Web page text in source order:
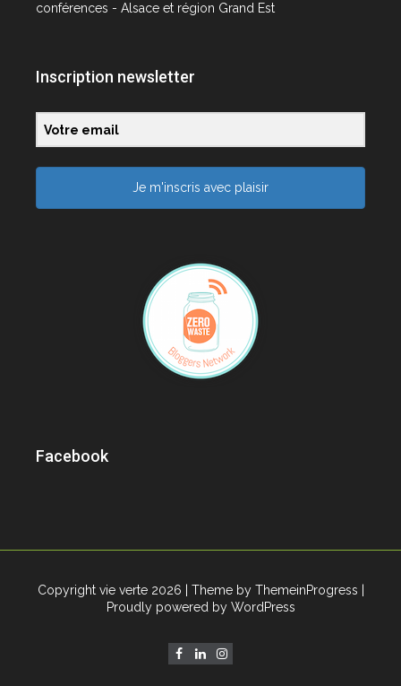
conférences - Alsace et région Grand Est
Inscription newsletter
Je m'inscris avec plaisir
Facebook
Copyright vie verte 2026 | Theme by ThemeinProgress
Proudly powered by WordPress